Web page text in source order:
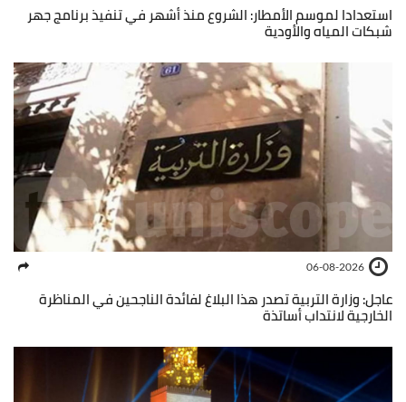
استعدادا لموسم الأمطار: الشروع منذ أشهر في تنفيذ برنامج جهر
شبكات المياه والأودية
06-08-2026
عاجل: وزارة التربية تصدر هذا البلاغ لفائدة الناجحين في المناظرة
الخارجية لانتداب أساتذة